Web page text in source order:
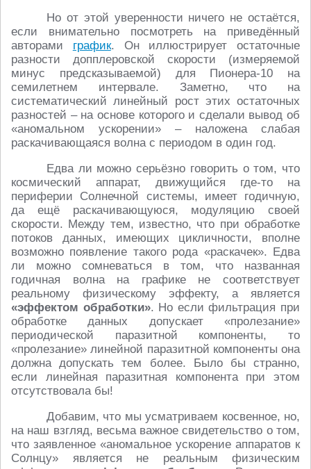
Но от этой уверенности ничего не остаётся,
если внимательно посмотреть на приведённый
авторами график. Он иллюстрирует остаточные
разности допплеровской скорости (измеряемой
минус предсказываемой) для Пионера-10 на
семилетнем интервале. Заметно, что на
систематический линейный рост этих остаточных
разностей – на основе которого и сделали вывод об
«аномальном ускорении» – наложена слабая
раскачивающаяся волна с периодом в один год.
Едва ли можно серьёзно говорить о том, что
космический аппарат, движущийся где-то на
периферии Солнечной системы, имеет годичную,
да ещё раскачивающуюся, модуляцию своей
скорости. Между тем, известно, что при обработке
потоков данных, имеющих цикличности, вполне
возможно появление такого рода «раскачек». Едва
ли можно сомневаться в том, что названная
годичная волна на графике не соответствует
реальному физическому эффекту, а является
«эффектом обработки». Но если фильтрация при
обработке данных допускает «пролезание»
периодической паразитной компоненты, то
«пролезание» линейной паразитной компоненты она
должна допускать тем более. Было бы странно,
если линейная паразитная компонента при этом
отсутствовала бы!
Добавим, что мы усматриваем косвенное, но,
на наш взгляд, весьма важное свидетельство о том,
что заявленное «аномальное ускорение аппаратов к
Солнцу» является не реальным физическим